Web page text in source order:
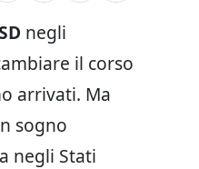
negli
il corso
arrivati. Ma
sogno
negli Stati